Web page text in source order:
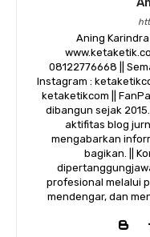
Aning Karindra
08122776668 ||
Instagram :
ketaketikcom ||
dibangun sejak
aktifitas blog
mengabarkan
bagikan. ||
profesional melalui
mendengar, dan